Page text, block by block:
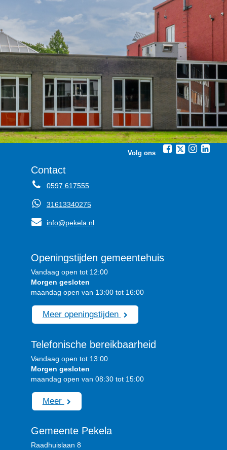
Volg ons
Contact
0597 617555
31613340275
info@pekela.nl
Openingstijden gemeentehuis
Vandaag open tot 12:00
Morgen gesloten
maandag open van 13:00 tot 16:00
Meer openingstijden
Telefonische bereikbaarheid
Vandaag open tot 13:00
Morgen gesloten
maandag open van 08:30 tot 15:00
Meer
Gemeente Pekela
Raadhuislaan 8